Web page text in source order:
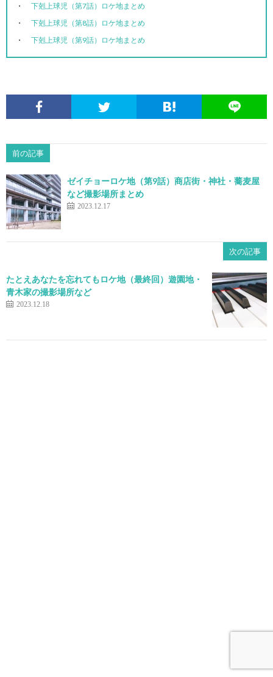
下剋上球児（第7話）ロケ地まとめ
下剋上球児（第8話）ロケ地まとめ
下剋上球児（第9話）ロケ地まとめ
前の記事
ゼイチョーロケ地（第9話）商店街・神社・蕎麦屋
など撮影場所まとめ
2023.12.17
次の記事
たとえあなたを忘れてもロケ地（最終回）遊園地・
青木家の撮影場所など
2023.12.18